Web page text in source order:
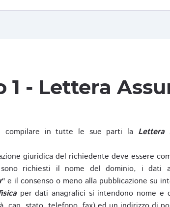
1 - Lettera
in tutte le sue parti la Lettera
giuridica del richiedente deve essere
richiesti il nome del dominio, i dati
" e il consenso o meno alla pubblicazione su
per dati anagrafici si intendono nome e